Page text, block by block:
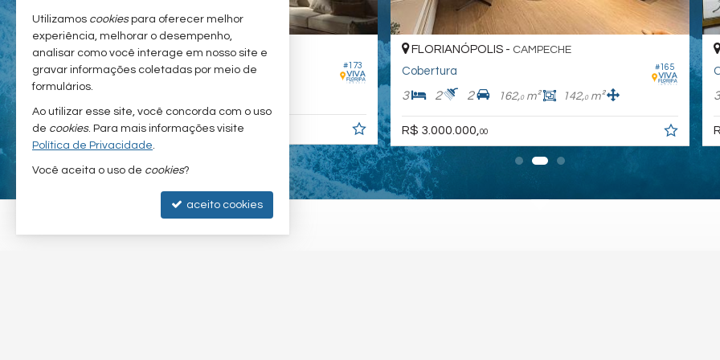
#195 #173
FLORIANÓPOLIS -CAMPECHE
Apartamento
R$ 3.380.250,00
#165
FLORIANÓPOLIS - CAMPECHE
Cobertura
3 2 2 162,0m² 142,0m²
R$ 3.000.000,00
3
Utilizamos cookiespara oferecer melhor
experiência, melhorar o desempenho,
analisar como você interage em nosso site e
gravar informações coletadas por meio de
formulários.
Ao utilizar esse site, você concorda com o uso
de cookies. Para mais informações visite
Política de Privacidade.
Você aceita o uso de cookies?
aceito cookies